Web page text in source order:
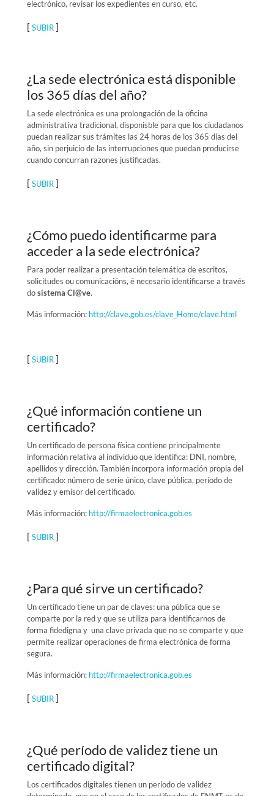
electrónico, revisar los expedientes en curso, etc.
[ SUBIR]
¿La sede electrónica está disponible
los 365 días del año?
La sede electrónica es una prolongación de la oficina
administrativa tradicional, disponisble para que los ciudadanos
puedan realizar sus trámites las 24 horas de los 365 días del
año, sin perjuicio de las interrupciones que puedan producirse
cuando concurran razones justificadas.
[ SUBIR]
¿Cómo puedo identificarme para
acceder a la sede electrónica?
Para poder realizar a presentación telemática de escritos,
solicitudes ou comunicacións, é necesario identificarse a través
dosistema Cl@ve.
Más información: http://clave.gob.es/clave_Home/clave.html
[ SUBIR]
¿Qué información contiene un
certificado?
Un certificado de persona física contiene principalmente
información relativa al individuo que identifica: DNI, nombre,
apellidos y dirección. También incorpora información propia del
certificado: número de serie único, clave pública, período de
validez y emisor del certificado.
Más información: http://firmaelectronica.gob.es
[ SUBIR]
¿Para qué sirve un certificado?
Un certificado tiene un par de claves: una pública que se
comparte por la red y que se utiliza para identificarnos de
forma fidedigna y una clave privada que no se comparte y que
permite realizar operaciones de firma electrónica de forma
segura.
Más información: http://firmaelectronica.gob.es
[ SUBIR]
¿Qué período de validez tiene un
certificado digital?
Los certificados digitales tienen un período de validez